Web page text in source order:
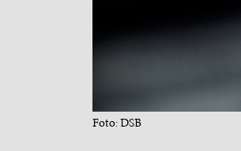
Foto: DSB